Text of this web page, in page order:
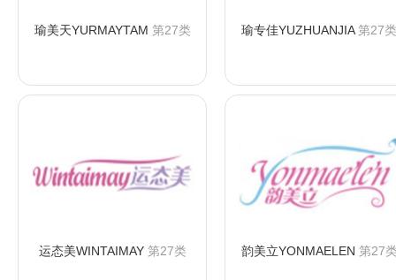
瑜美天YURMAYTAM 第27类 瑜专佳YUZHUANJIA第27类
运态美WINTAIMAY第27类 韵美立YONMAELEN 第27